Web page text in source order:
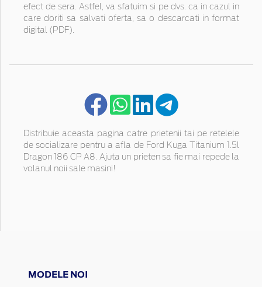
efect de sera. Astfel, va sfatuim si pe dvs. ca in cazul in
care doriti sa salvati oferta, sa o descarcati in format
digital (PDF).
Distribuie aceasta pagina catre prietenii tai pe retelele
de socializare pentru a afla de Ford Kuga Titanium 1.5l
Dragon 186 CP A8. Ajuta un prieten sa fie mai repede la
volanul noii sale masini!
MODELE NOI